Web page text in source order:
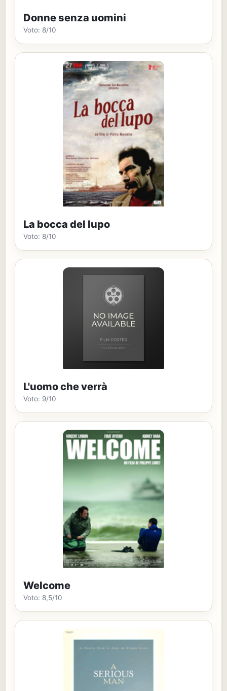
Donne senza uomini
Voto: 8/10
La bocca del lupo
Voto: 8/10
L'uomo che verrà
Voto: 9/10
Welcome
Voto: 8,5/10